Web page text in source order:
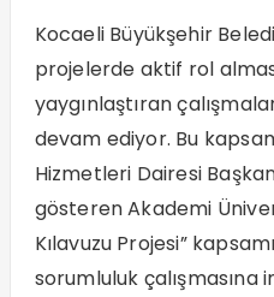
Kocaeli Büyükşehir
projelerde aktif rol
yaygınlaştıran
devam ediyor. Bu
Hizmetleri Dairesi
gösteren Akademi
Kılavuzu Projesi”
sorumluluk çalışmasına